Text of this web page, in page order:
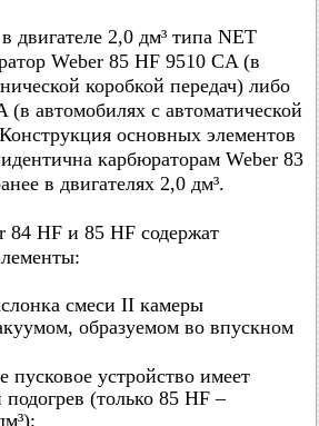
двигателе 2,0 дм³ типа NET
Weber 85 HF 9510 CA (в
коробкой передач) либо
(в автомобилях с автоматической
основных элементов
карбюраторам Weber 83
в двигателях 2,0 дм³.
84 HF и 85 HF содержат
смеси II камеры
образуемом во впускном
пусковое устройство имеет
подогрев (только 85 HF –